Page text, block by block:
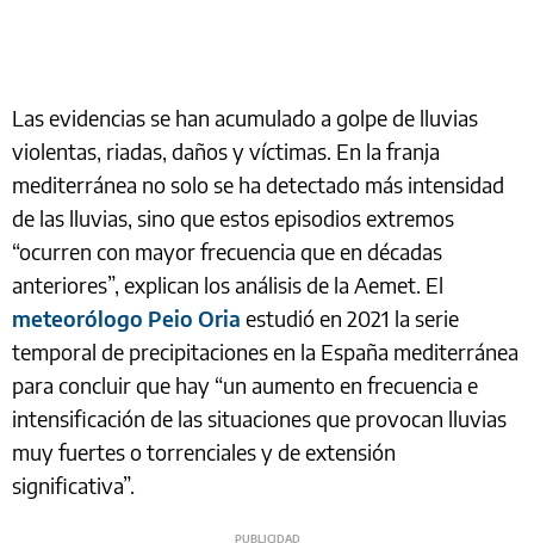
Las evidencias se han acumulado a golpe de lluvias
violentas, riadas, daños y víctimas. En la franja
mediterránea no solo se ha detectado más intensidad
de las lluvias, sino que estos episodios extremos
“ocurren con mayor frecuencia que en décadas
anteriores”, explican los análisis de la Aemet. El
meteorólogo Peio Oria estudió en 2021 la serie
temporal de precipitaciones en la España mediterránea
para concluir que hay “un aumento en frecuencia e
intensificación de las situaciones que provocan lluvias
muy fuertes o torrenciales y de extensión
significativa”.